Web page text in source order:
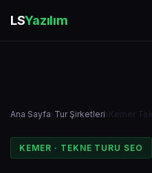
LSYazılım
Ana Sayfa› Tur Şirketleri› Kemer
KEMER · TEKNE TURU SEO